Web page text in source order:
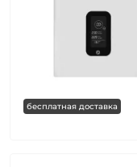
бесплатная доставка